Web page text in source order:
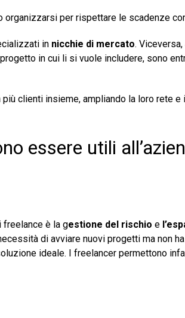
per rispettare le scadenze
in nicchie di mercato.
in cui li si vuole includere, sono
clienti insieme, ampliando la loro rete
essere utili
freelance è la gestione del rischio e
di avviare nuovi progetti ma non
ideale. I freelancer permettono